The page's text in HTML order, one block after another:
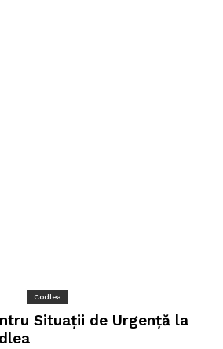
Codlea
Situații de Urgență la